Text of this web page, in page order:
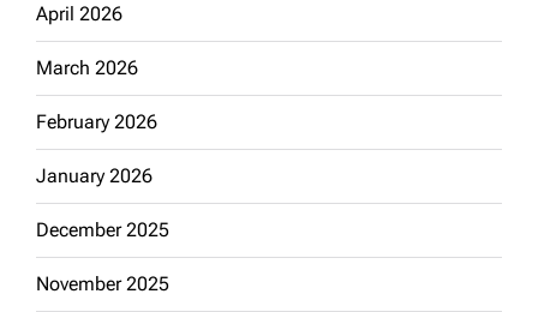
April 2026
March 2026
February 2026
January 2026
December 2025
November 2025